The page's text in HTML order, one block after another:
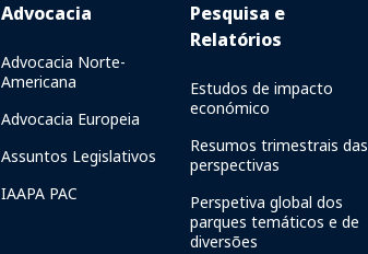
Advocacia
Advocacia Norte-
Americana
Advocacia Europeia
Assuntos Legislativos
IAAPA PAC
Pesquisa e
Relatórios
Estudos de impacto
económico
Resumos trimestrais das
perspectivas
Perspetiva global dos
parques temáticos e de
diversões